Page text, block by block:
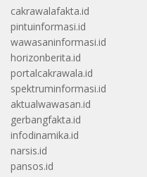
cakrawalafakta.id
pintuinformasi.id
wawasaninformasi.id
horizonberita.id
portalcakrawala.id
spektruminformasi.id
aktualwawasan.id
gerbangfakta.id
infodinamika.id
narsis.id
pansos.id